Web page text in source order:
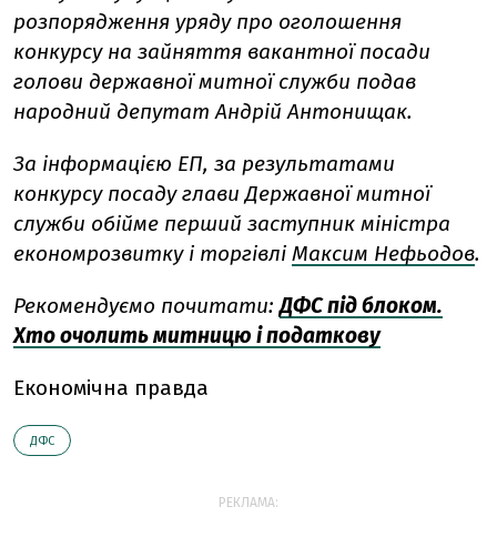
розпорядження уряду про оголошення
конкурсу на зайняття вакантної посади
голови державної митної служби подав
народний депутат Андрій Антонищак.
За інформацією ЕП, за результатами
конкурсу посаду глави Державної митної
служби обійме перший заступник міністра
економрозвитку і торгівлі Максим Нефьодов.
Рекомендуємо почитати:ДФС під блоком.
Хто очолить митницю і податкову
Економічна правда
ДФС
РЕКЛАМА: